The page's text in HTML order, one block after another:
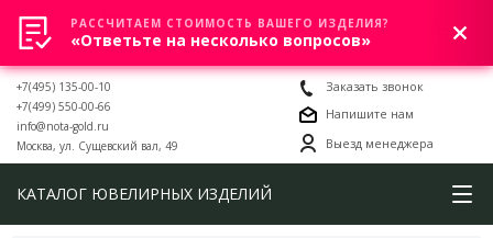
0
+7(495) 135-00-10
+7(499) 550-00-66
info@nota-gold.ru
Москва, ул. Сущевский вал, 49
Заказать звонок
Напишите нам
Выезд менеджера
КАТАЛОГ ЮВЕЛИРНЫХ ИЗДЕЛИЙ
РАССЧИТАЕМ СТОИМОСТЬ ВАШЕГО ИЗДЕЛИЯ?
«Ответьте на несколько вопросов»